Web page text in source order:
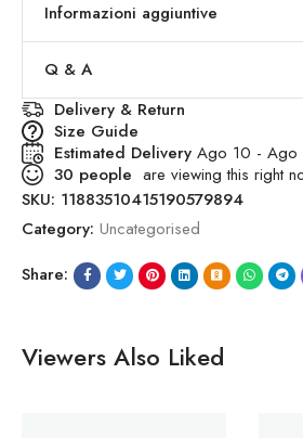
Informazioni aggiuntive
Q & A
Delivery & Return
Size Guide
Estimated Delivery Ago 10 - Ago
30 people are viewing this right
SKU: 11883510415190579894
Category: Uncategorised
Share:
Viewers Also Liked